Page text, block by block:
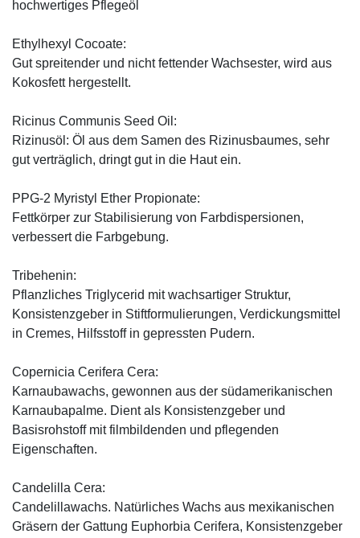
hochwertiges Pflegeöl
Ethylhexyl Cocoate:
Gut spreitender und nicht fettender Wachsester, wird aus
Kokosfett hergestellt.
Ricinus Communis Seed Oil:
Rizinusöl: Öl aus dem Samen des Rizinusbaumes, sehr
gut verträglich, dringt gut in die Haut ein.
PPG-2 Myristyl Ether Propionate:
Fettkörper zur Stabilisierung von Farbdispersionen,
verbessert die Farbgebung.
Tribehenin:
Pflanzliches Triglycerid mit wachsartiger Struktur,
Konsistenzgeber in Stiftformulierungen, Verdickungsmittel
in Cremes, Hilfsstoff in gepressten Pudern.
Copernicia Cerifera Cera:
Karnaubawachs, gewonnen aus der südamerikanischen
Karnaubapalme. Dient als Konsistenzgeber und
Basisrohstoff mit filmbildenden und pflegenden
Eigenschaften.
Candelilla Cera:
Candelillawachs. Natürliches Wachs aus mexikanischen
Gräsern der Gattung Euphorbia Cerifera, Konsistenzgeber